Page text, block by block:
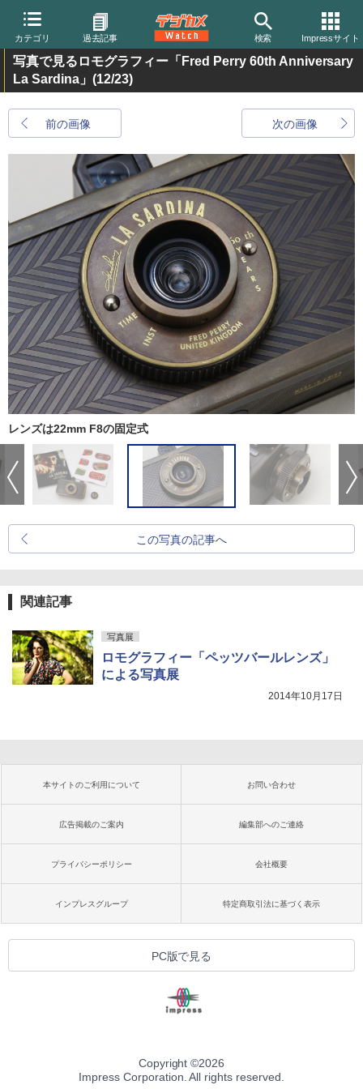
カテゴリ 過去記事 検索 Impressサイト
写真で見るロモグラフィー「Fred Perry 60th Anniversary
La Sardina」 (12/23)
前の画像 次の画像
レンズは22mm F8の固定式
この写真の記事へ
関連記事
写真展
ロモグラフィー「ペッツバールレンズ」
による写真展
2014年10月17日
本サイトのご利用について お問い合わせ
広告掲載のご案内 編集部へのご連絡
プライバシーポリシー 会社概要
インプレスグループ 特定商取引法に基づく表示
PC版で見る
Copyright ©2026
Impress Corporation. All rights reserved.